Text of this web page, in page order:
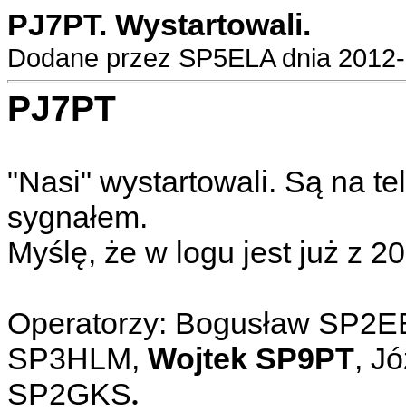
PJ7PT. Wystartowali.
Dodane przez SP5ELA dnia
PJ7PT
"Nasi" wystartowali. Są na
sygnałem.
Myślę, że w logu jest już z
Operatorzy: Bogusław
SP3HLM, Wojtek SP9PT,
SP2GKS.